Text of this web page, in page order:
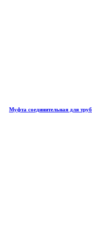
Муфта соединительная для труб